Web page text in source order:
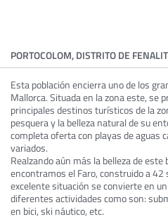
PORTOCOLOM, DISTRITO DE
Esta población encierra uno de los
Mallorca. Situada en la zona este, se
principales destinos turísticos de la
pesquera y la belleza natural de su
completa oferta con playas de aguas
variados.
Realzando aún más la belleza de
encontramos el Faro, construido a 42
excelente situación se convierte en
diferentes actividades como son:
en bici, ski náutico, etc.